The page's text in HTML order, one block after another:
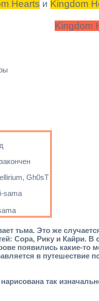
Hearts и Kingdom
Kingdom
Gh0sT
sama
тьма. Это же
Сора, Рику и Кайри.
появились какие-то
в
так